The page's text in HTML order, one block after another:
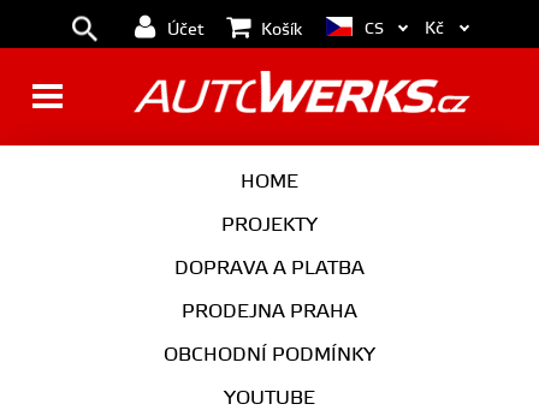
Účet Košík
HOME
PROJEKTY
DOPRAVA A PLATBA
PRODEJNA PRAHA
OBCHODNÍ PODMÍNKY
YOUTUBE
CS Kč
PODVOZEK
VÝFUK
INTERIÉR
AUTOKOSMETIKA